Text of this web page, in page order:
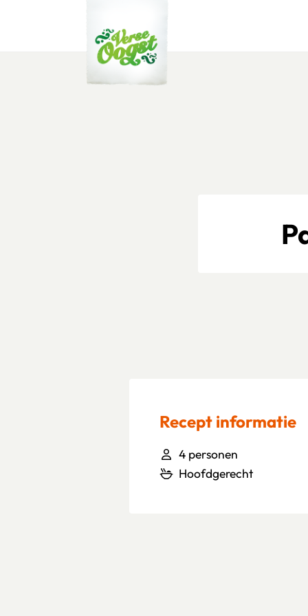
Recept informatie
4 personen
Hoofdgerecht